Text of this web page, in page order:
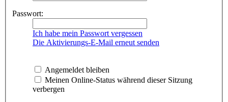
Passwort:
Ich habe mein Passwort vergessen
Die Aktivierungs-E-Mail erneut senden
Angemeldet bleiben
Meinen Online-Status während dieser Sitzung
verbergen